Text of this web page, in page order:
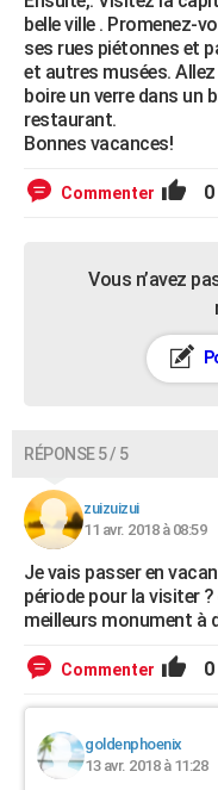
belle ville . Promenez-
ses rues piétonnes et
et autres musées.
boire un verre dans un
restaurant.
Bonnes vacances!
Commenter 0
Vous n’avez
RÉPONSE 5 / 5
zuizuizui
11 avr. 2018 à 08:59
Je vais passer en
période pour la visiter
meilleurs monument à
Commenter 0
goldenphoenix
13 avr. 2018 à 11:28